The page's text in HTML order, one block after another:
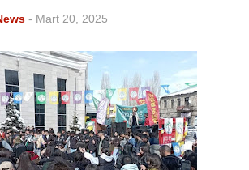
- Mart 20, 2025